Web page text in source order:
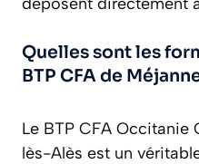
Quelles sont les
BTP CFA de
Le BTP CFA
lès-Alès est un